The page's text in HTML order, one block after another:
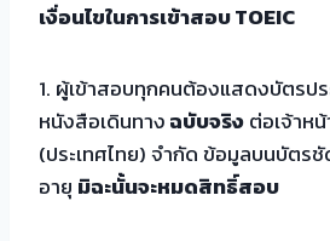
เงื่อนไขในการเข้าสอบ TOEIC
1. ผู้เข้าสอบทุกคนต้องแสดงบัตรป
หนังสือเดินทางฉบับจริงต่อเจ้าห
(ประเทศไทย) จำกัด ข้อมูลบนบัตร
อายุ มิฉะนั้นจะหมดสิทธิ์สอบ